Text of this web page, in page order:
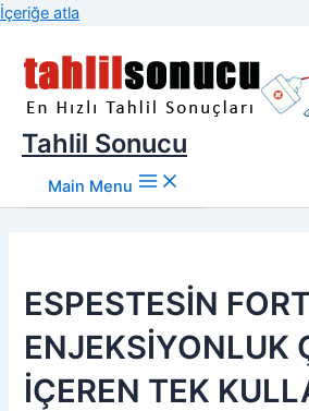
İçeriğe atla
Tahlil Sonucu
Main Menu
ESPESTESİN
ENJEKSİYONLUK
İÇEREN TEK